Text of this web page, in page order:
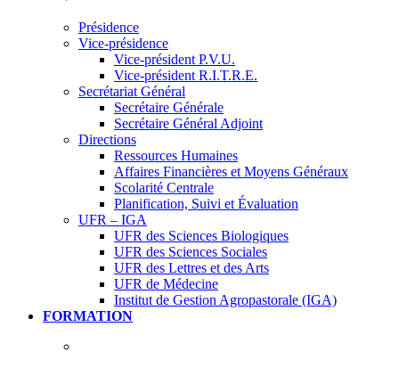
Présidence
Vice-présidence
Vice-président P.V.U.
Vice-président R.I.T.R.E.
Secrétariat Général
Secrétaire Générale
Secrétaire Général Adjoint
Directions
Ressources Humaines
Affaires Financières et Moyens Généraux
Scolarité Centrale
Planification, Suivi et Évaluation
UFR – IGA
UFR des Sciences Biologiques
UFR des Sciences Sociales
UFR des Lettres et des Arts
UFR de Médecine
Institut de Gestion Agropastorale (IGA)
FORMATION